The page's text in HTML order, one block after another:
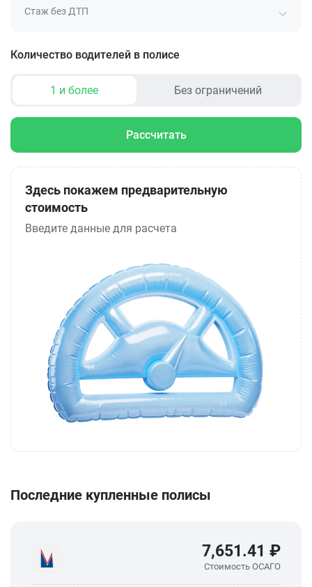
Стаж без ДТП
Количество водителей в полисе
1 и более Без ограничений
Рассчитать
Здесь покажем предварительную
стоимость
Введите данные для расчета
Последние купленные полисы
7,651.41 ₽
Стоимость ОСАГО